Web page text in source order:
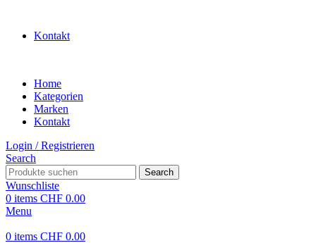
Kontakt
Home
Kategorien
Marken
Kontakt
Login / Registrieren
Search
Search
Wunschliste
0 items CHF 0.00
Menu
0 items CHF 0.00